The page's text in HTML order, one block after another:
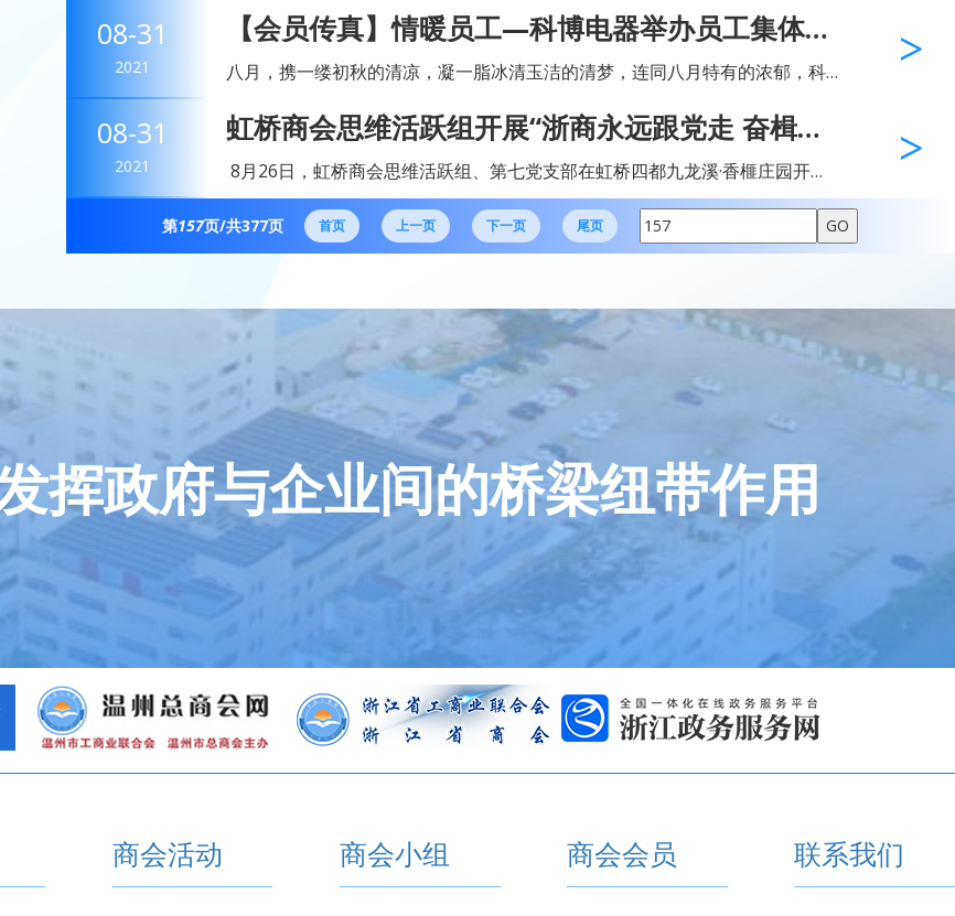
主任高泉智，商会10个小组秘书长、办公室成员出席了会议。‍会上，...
08-31
2021
【会员传真】情暖员工—科博电器举办员工集体生
日会
八月，携一缕初秋的清凉，凝一脂冰清玉洁的清梦，连同八月特有的浓郁，科
的温暖，给员工长期以来辛勤工作给予肯定和感谢，表达公司对员工...
08-31
2021
虹桥商会思维活跃组开展“浙商永远跟党走 奋楫扬
帆再出发”主题活动
8月26日，虹桥商会思维活跃组、第七党支部在虹桥四都九龙溪·香榧庄园开展
“浙商永远跟党走 奋楫扬帆再出发”主题活动。活动邀请了商会党建工作指导
员、秘书长林丹，办公室主任高泉智，兄弟小组秘书...
第157页/共377页 首页 上一页 下一页 尾页
挥政府与企业间的桥梁纽带作用
商会活动 商会小组 商会会员 联系我们